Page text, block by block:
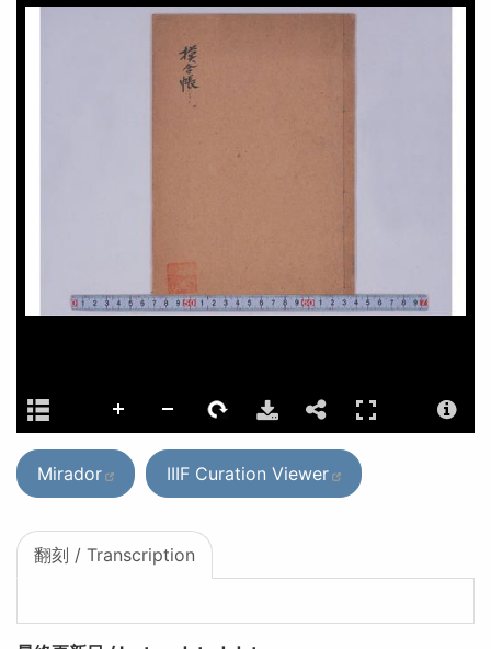
Mirador IIIF Curation Viewer
翻刻 / Transcription